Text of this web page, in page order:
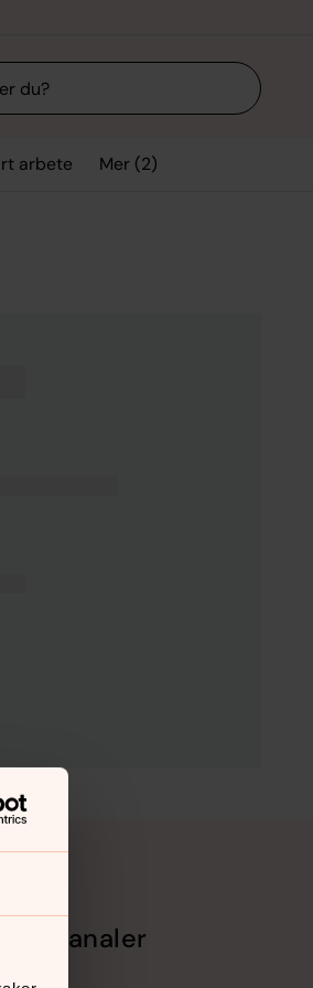
arbete Mer (2)
kanaler